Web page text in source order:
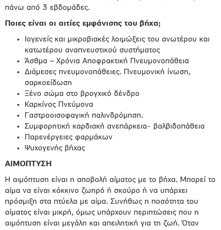
πάνω από 3 εβδομάδες.
Ποιες είναι οι αιτίες εμφάνισης του βήχα;
Ιογενείς και μικροβιακές λοιμώξεις του ανωτέρου και
κατωτέρου αναπνευστικού συστήματος
Άσθμα – Χρόνια Αποφρακτική Πνευμονοπάθεια
Διάμεσες πνευμονοπάθειες. Πνευμονική ίνωση,
σαρκοείδωση
Ξένο σώμα στο βρογχικό δένδρο
Καρκίνος Πνεύμονα
Γαστροοισοφαγική παλινδρόμηση.
Συμφορητική καρδιακή ανεπάρκεια- βαλβιδοπάθεια
Παρενέργειες φαρμάκων
Ψυχογενής βήχας
ΑΙΜΟΠΤΥΣΗ
Η αιμόπτυση είναι η αποβολή αίματος με το βήχα. Μπορεί το
αίμα να είναι κόκκινο ζωηρό ή σκούρο ή να υπάρχει
πρόσμιξη στα πτύελα με αίμα. Συνήθως η ποσότητα του
αίματος είναι μικρή, όμως υπάρχουν περιπτώσεις που η
αιμόπτυση είναι μεγάλη και απειλητική για τη ζωή. Όταν